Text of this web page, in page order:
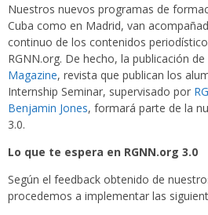
Nuestros nuevos programas de
Cuba como en Madrid, van
continuo de los contenidos
RGNN.org. De hecho, la publicación
Magazine, revista que publican los
Internship Seminar, supervisado por
Benjamin Jones, formará parte de la
3.0.
Lo que te espera en RGNN.org 3.0
Según el feedback obtenido de
procedemos a implementar las